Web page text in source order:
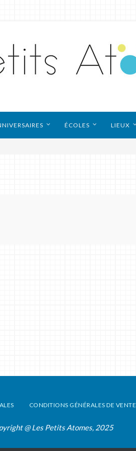
ÉCOLES LIEUX
CONDITIONS GÉNÉRALES DE VENTE
@ Les Petits Atomes, 2025